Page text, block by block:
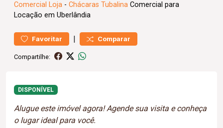
Comercial Loja - Chácaras Tubalina Comercial para
Locação em Uberlândia
Favoritar | Comparar
Compartilhe:
DISPONÍVEL
Alugue este imóvel agora! Agende sua visita e conheça
o lugar ideal para você.